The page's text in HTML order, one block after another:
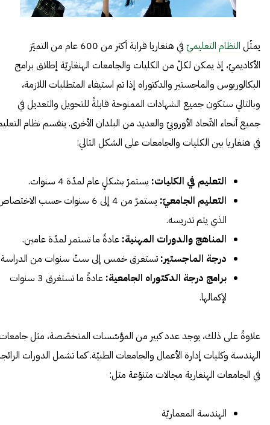
يمثّل النظام التعليميّ
في هنغاريا قرابة أكثر من 600 عام من التميّز
الأكاديميّ، إذ يمكن لكلّ من الكليات والجامعات الهنغاريّة إطلاق برامج
البكالوريوس والماجستير والدكتوراه إذا تم استيفاء المتطلبات اللازمة،
وبالتالي ستكون جميع الشهادات الممنوحة قابلةً للتحويل والتعديل في
جميع أنحاء الاتّحاد الأوروبيّ والعديد من البلدان الأخرى. ينقسم نظام
في هنغاريا بين الكليات والجامعات على الشكل التالي:
التعليم في الكليات: يستمرّ بشكلٍ عام لمدّة 4 سنوات.
التعليم الجامعيّ:
يستمرّ من 4 إلى 6 سنوات حسب
الذي يتم تدريسه.
المناهج والدورات المهنية: عادةً ما تستمر لمدّة عامين.
درجة الماجستير: تستغرق خمس إلى ستّ سنوات من
برامج درجة الدكتوراه الجامعية:
عادةً ما تستغرق 3 سنوات
لإكمالها.
علاوةً على ذلك، يوجد عدد كبير من المؤسّسات المتخصّصة، مثل
الهندسة وكليات إدارة الأعمال والجامعات الطبيّة. كما تشمل الدورات
في الجامعات الهنغارية مجالات متنوّعة مثل:
الهندسة المعماريّة